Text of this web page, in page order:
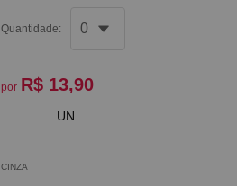
Quantidade:
por R$ 13,90
UN
CINZA